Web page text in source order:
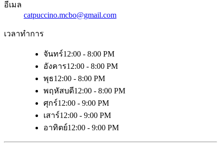
อีเมล
catpuccino.mcbo@gmail.com
เวลาทำการ
จันทร์12:00 - 8:00 PM
อังคาร12:00 - 8:00 PM
พุธ12:00 - 8:00 PM
พฤหัสบดี12:00 - 8:00 PM
ศุกร์12:00 - 9:00 PM
เสาร์12:00 - 9:00 PM
อาทิตย์12:00 - 9:00 PM